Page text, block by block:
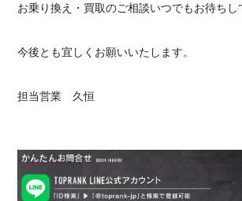
お乗り換え・買取のご相談いつでもお待ちし
今後とも宜しくお願いいたします。
担当営業 久恒